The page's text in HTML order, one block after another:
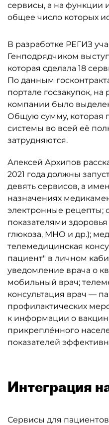
сервисы, а на функции
общее число которых
В разработке РЕГИЗ
Генподрядчиком
которая сделала 18
По данным
портале госзакупок, на
компании было
Общую сумму, которая
системы во всей её
затрудняются.
Алексей Архипов
2021 года должны
девять сервисов, а
назначениях
электронные рецепты;
показателями
глюкоза, МНО и др.);
телемедицинская
пациент" в личном
уведомление врача о
мобильный врач;
консультация врач —
профилактических
к информации о
прикреплённого
показателей
Интеграция
Сервисы для